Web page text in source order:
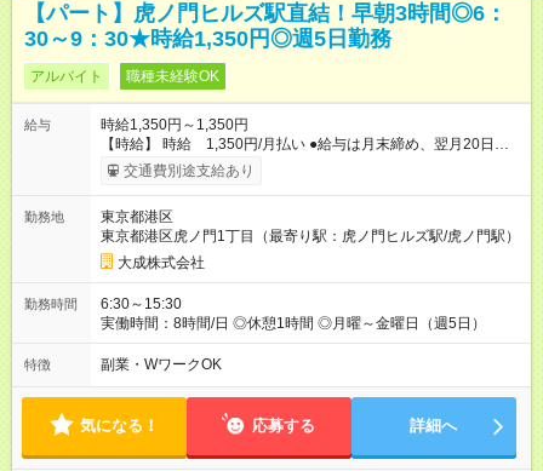
【パート】虎ノ門ヒルズ駅直結！早朝3時間◎6：
30～9：30★時給1,350円◎週5日勤務
アルバイト 職種未経験OK
給与
時給1,350円～1,350円
【時給】 時給 1,350円/月払い ●給与は月末締め、翌月20日の
支払。 ●通勤手当は1ヶ月ごとに勤務日数に応じて実費精算。 ●
一番安いルートでの計算となります。 ※Ｗワークの方は、他社
象となります。 【試用期間】試用期間あり 試用期間の長さ：3
ヶ月 雇用形態、給与は本採用時と同じです。
交通費別途支給あり
勤務地
東京都港区
東京都港区虎ノ門1丁目（最寄り駅：虎ノ門ヒルズ駅/虎ノ門駅）
大成株式会社
勤務時間
6:30～15:30
実働時間：8時間/日 ◎休憩1時間 ◎月曜～金曜日（週5日）
特徴 副業・WワークOK
気になる！ 応募する 詳細へ